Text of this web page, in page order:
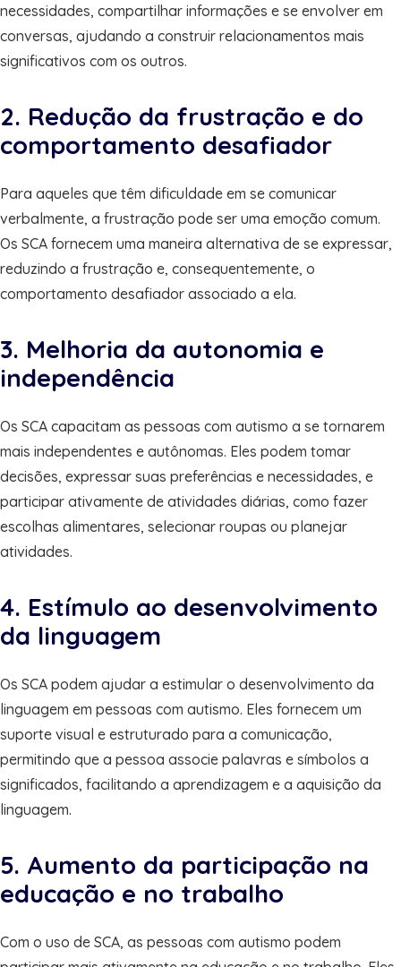
necessidades, compartilhar informações e se envolver em
conversas, ajudando a construir relacionamentos mais
significativos com os outros.
2. Redução da frustração e do
comportamento desafiador
Para aqueles que têm dificuldade em se comunicar
verbalmente, a frustração pode ser uma emoção comum.
Os SCA fornecem uma maneira alternativa de se expressar,
reduzindo a frustração e, consequentemente, o
comportamento desafiador associado a ela.
3. Melhoria da autonomia e
independência
Os SCA capacitam as pessoas com autismo a se tornarem
mais independentes e autônomas. Eles podem tomar
decisões, expressar suas preferências e necessidades, e
participar ativamente de atividades diárias, como fazer
escolhas alimentares, selecionar roupas ou planejar
atividades.
4. Estímulo ao desenvolvimento
da linguagem
Os SCA podem ajudar a estimular o desenvolvimento da
linguagem em pessoas com autismo. Eles fornecem um
suporte visual e estruturado para a comunicação,
permitindo que a pessoa associe palavras e símbolos a
significados, facilitando a aprendizagem e a aquisição da
linguagem.
5. Aumento da participação na
educação e no trabalho
Com o uso de SCA, as pessoas com autismo podem